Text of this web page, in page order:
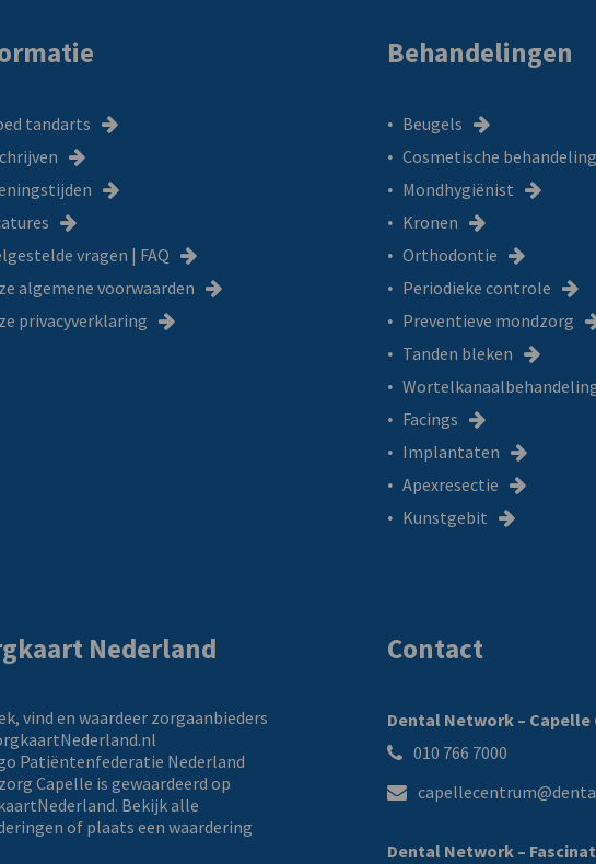
tandarts
vragen | FAQ
algemene voorwaarden
privacyverklaring
Behandelingen
Beugels
Cosmetische
Mondhygiënist
Kronen
Orthodontie
Periodieke controle
Preventieve mondzorg
Tanden bleken
Facings
Implantaten
Apexresectie
Kunstgebit
Nederland
Capelle is gewaardeerd op
Bekijk alle
of plaats een waardering
Contact
Dental Network – Capelle
010 766 7000
Dental Network –